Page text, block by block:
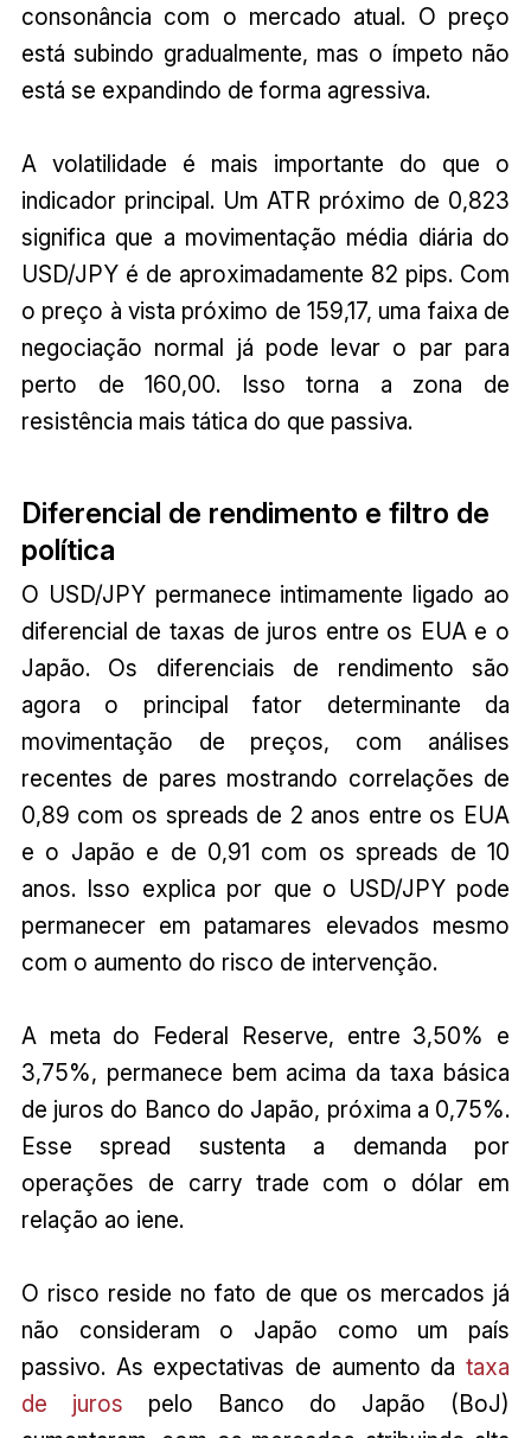
consonância com o mercado atual. O preço
está subindo gradualmente, mas o ímpeto não
está se expandindo de forma agressiva.
A volatilidade é mais importante do que o
indicador principal. Um ATR próximo de 0,823
significa que a movimentação média diária do
USD/JPY é de aproximadamente 82 pips. Com
o preço à vista próximo de 159,17, uma faixa de
negociação normal já pode levar o par para
perto de 160,00. Isso torna a zona de
resistência mais tática do que passiva.
Diferencial de rendimento e filtro de
política
O USD/JPY permanece intimamente ligado ao
diferencial de taxas de juros entre os EUA e o
Japão. Os diferenciais de rendimento são
agora o principal fator determinante da
movimentação de preços, com análises
recentes de pares mostrando correlações de
0,89 com os spreads de 2 anos entre os EUA
e o Japão e de 0,91 com os spreads de 10
anos. Isso explica por que o USD/JPY pode
permanecer em patamares elevados mesmo
com o aumento do risco de intervenção.
A meta do Federal Reserve, entre 3,50% e
3,75%, permanece bem acima da taxa básica
de juros do Banco do Japão, próxima a 0,75%.
Esse spread sustenta a demanda por
operações de carry trade com o dólar em
relação ao iene.
O risco reside no fato de que os mercados já
não consideram o Japão como um país
passivo. As expectativas de aumento dataxa
de juros pelo Banco do Japão (BoJ)